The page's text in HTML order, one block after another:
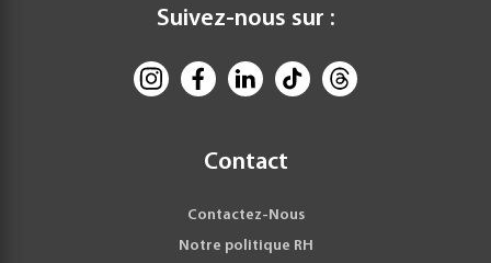
Suivez-nous sur :
Contact
Contactez-Nous
Notre politique RH